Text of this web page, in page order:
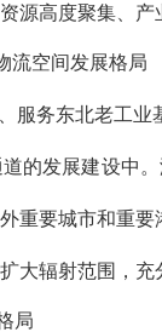
源高度聚集、
空间发展格局
服务东北老工
的发展建设中
重要城市和重
大辐射范围，
局